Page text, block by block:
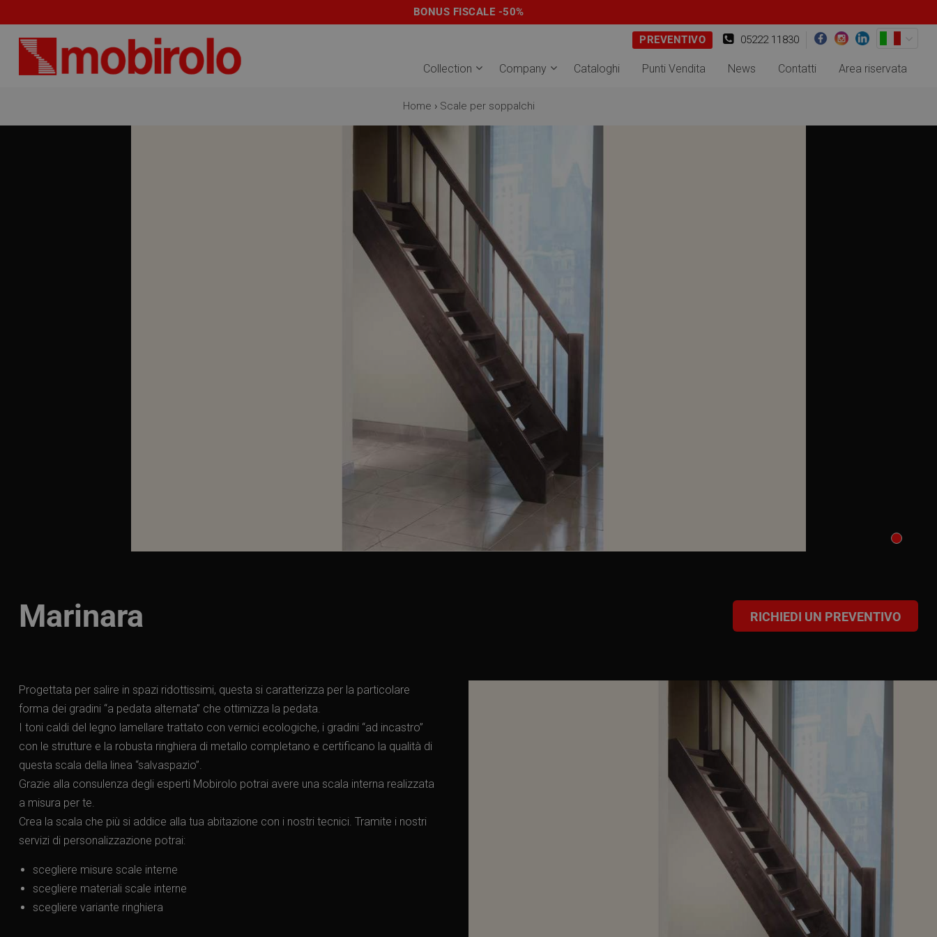
BONUS FISCALE -50%
Collection Company Cataloghi Punti Vendita News Contatti Area riservata
05222 11830
PREVENTIVO
Home › Scale per soppalchi
Marinara RICHIEDI UN PREVENTIVO
Progettata per salire in spazi ridottissimi, questa si caratterizza per la particolare
forma dei gradini “a pedata alternata” che ottimizza la pedata.
I toni caldi del legno lamellare trattato con vernici ecologiche, i gradini “ad incastro”
con le strutture e la robusta ringhiera di metallo completano e certificano la qualità di
questa scala della linea “salvaspazio”.
Grazie alla consulenza degli esperti Mobirolo potrai avere una scala interna realizzata
a misura per te.
Crea la scala che più si addice alla tua abitazione con i nostri tecnici. Tramite i nostri
servizi di personalizzazione potrai:
scegliere misure scale interne
scegliere materiali scale interne
scegliere variante ringhiera